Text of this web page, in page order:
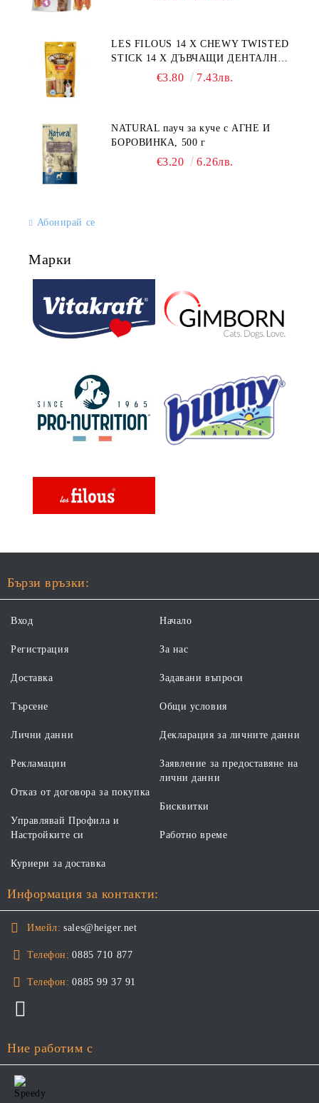
LES FILOUS 14 X CHEWY TWISTED
STICK 14 X ДЪВЧАЩИ ДЕНТАЛНИ
СОЛЕТИ за куче, УВИТИ
€3.80 7.43лв.
NATURAL пауч за куче с АГНЕ И
БОРОВИНКА, 500 г
€3.20 6.26лв.
Абонирай се
Марки
Бързи връзки:
Вход
Регистрация
Доставка
Търсене
Начало
За нас
Задавани въпроси
Общи условия
Лични данни
Рекламации
Отказ от договора за покупка
Управлявай Профила и
Настройките си
Декларация за личните данни
Заявление за предоставяне на
лични данни
Бисквитки
Работно време
Куриери за доставка
Информация за контакти:
Имейл: sales@heiger.net
Телефон: 0885 710 877
Телефон: 0885 99 37 91
Ние работим с